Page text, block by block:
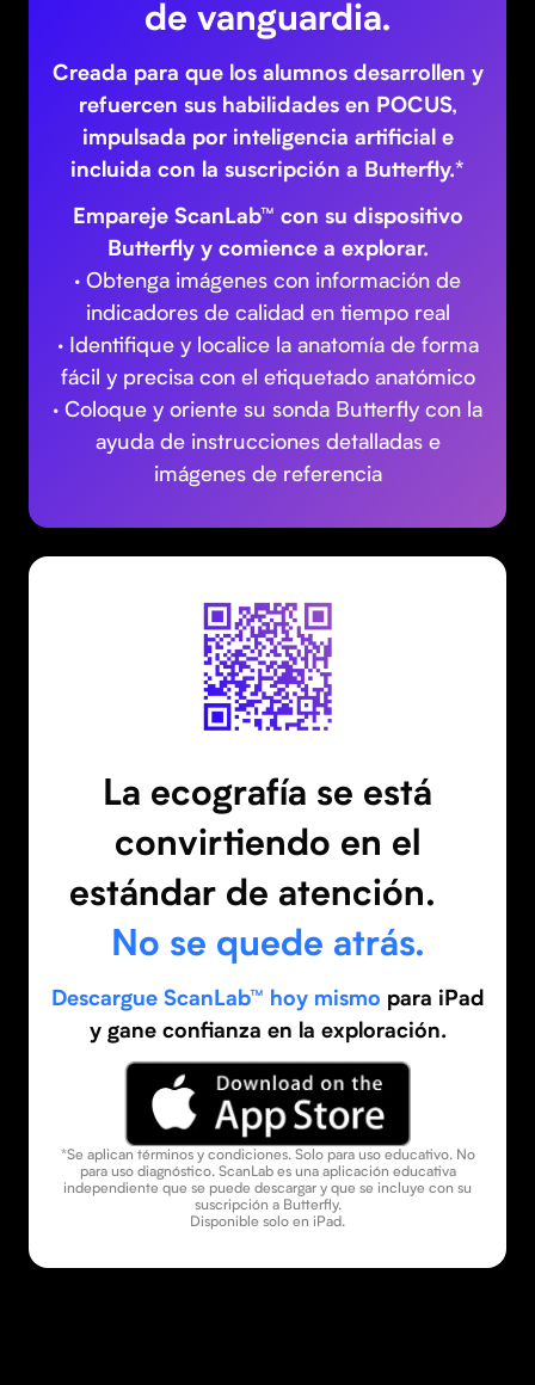
de vanguardia.
Creada para que los alumnos desarrollen y
refuercen sus habilidades en POCUS,
impulsada por inteligencia artificial e
incluida con la suscripción a Butterfly.*
Empareje ScanLab™ con su dispositivo
Butterfly y comience a explorar.
· Obtenga imágenes con información de
indicadores de calidad en tiempo real
· Identifique y localice la anatomía de forma
fácil y precisa con el etiquetado anatómico
· Coloque y oriente su sonda Butterfly con la
ayuda de instrucciones detalladas e
imágenes de referencia
La ecografía se está
convirtiendo en el
estándar de atención.
No se quede atrás.
Descargue ScanLab™ hoy mismo para iPad
y gane confianza en la exploración.
*Se aplican términos y condiciones. Solo para uso educativo. No
para uso diagnóstico. ScanLab es una aplicación educativa
independiente que se puede descargar y que se incluye con su
suscripción a Butterfly.
Disponible solo en iPad.